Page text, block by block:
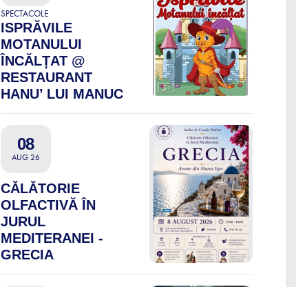
SPECTACOLE
ISPRĂVILE
MOTANULUI
ÎNCĂLȚAT @
RESTAURANT
HANU’ LUI MANUC
08
AUG 26
CĂLĂTORIE
OLFACTIVĂ ÎN
JURUL
MEDITERANEI -
GRECIA